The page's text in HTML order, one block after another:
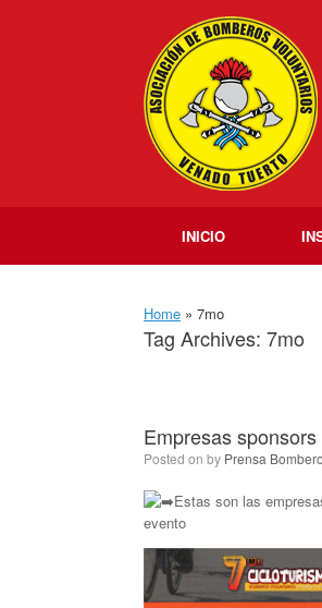
INICIO
Home » 7mo
Tag Archives: 7mo
Empresas
Posted on by Prensa
Estas son las
evento